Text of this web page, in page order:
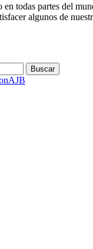
todas partes del
algunos de